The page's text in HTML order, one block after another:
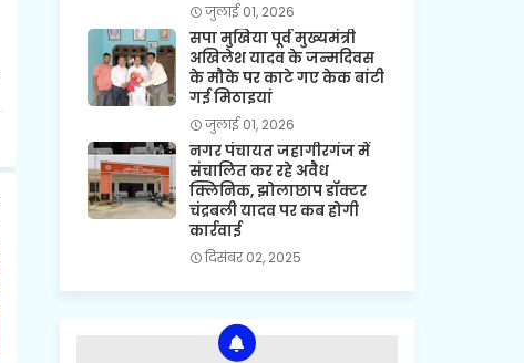
जुलाई 01, 2026
सपा मुखिया पूर्व मुख्यमंत्री
अखिलेश यादव के जन्मदिवस
के मौके पर काटे गए केक बांटी
गई मिठाइयां
जुलाई 01, 2026
नगर पंचायत जहागीरगंज में
संचालित कर रहे अवैध
क्लिनिक, झोलाछाप डॉक्टर
चंद्रबली यादव पर कब होगी
कार्रवाई
दिसंबर 02, 2025